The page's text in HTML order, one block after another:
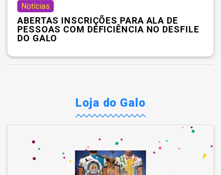
Notícias
ABERTAS INSCRIÇÕES PARA ALA DE
PESSOAS COM DEFICIÊNCIA NO DESFILE
DO GALO
Loja do Galo